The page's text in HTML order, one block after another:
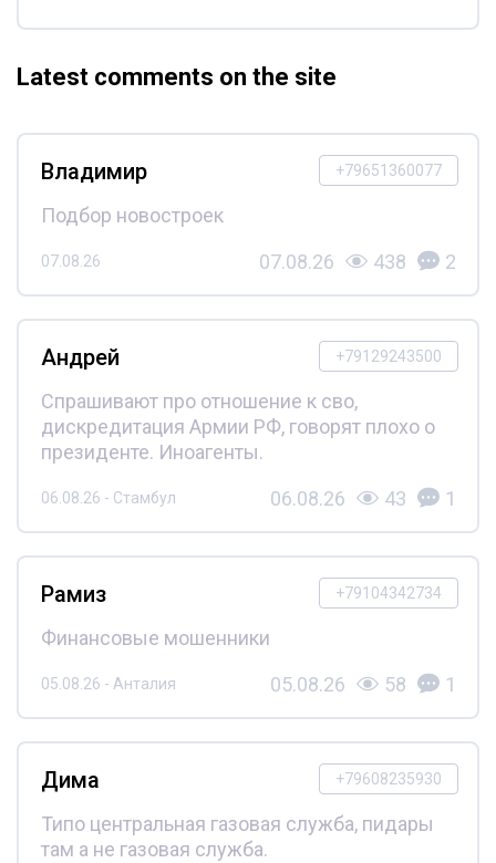
Latest comments on the site
+79651360077
Владимир
Подбор новостроек
07.08.26 07.08.26 438 2
+79129243500
Андрей
Спрашивают про отношение к сво,
дискредитация Армии РФ, говорят плохо о
президенте. Иноагенты.
06.08.26 - Стамбул 06.08.26 43 1
+79104342734
Рамиз
Финансовые мошенники
05.08.26 - Анталия 05.08.26 58 1
+79608235930
Дима
Типо центральная газовая служба, пидары
там а не газовая служба.